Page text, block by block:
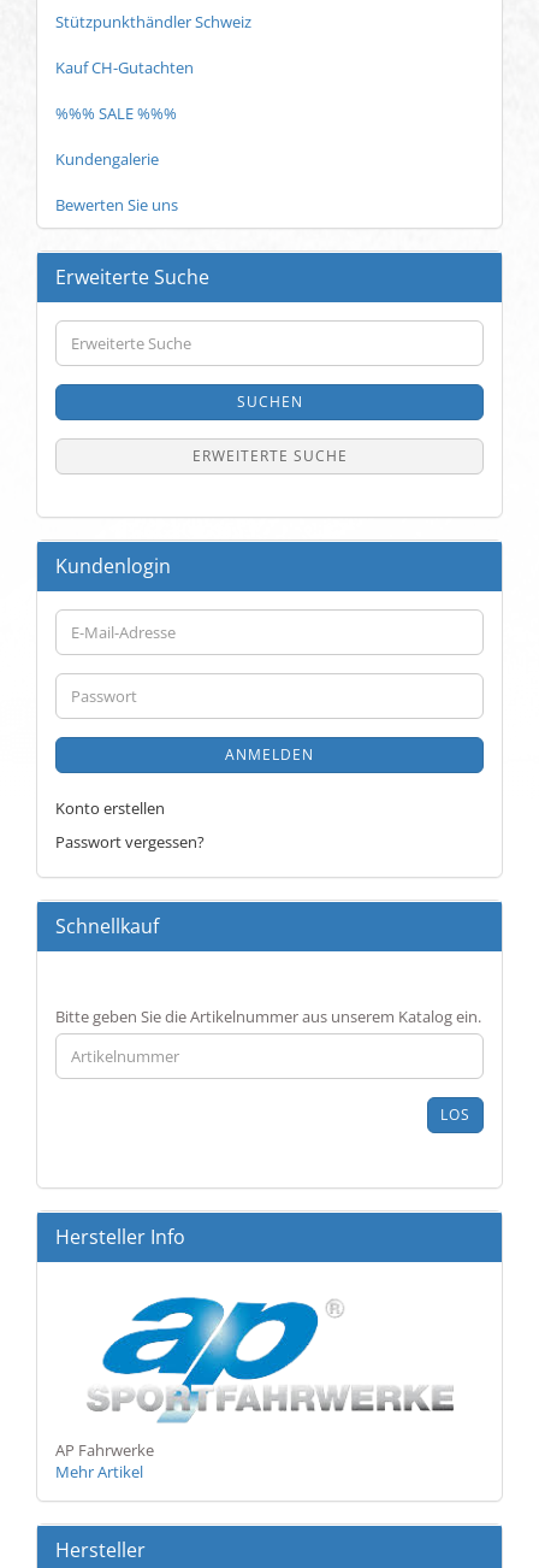
Stützpunkthändler Schweiz
Kauf CH-Gutachten
%%% SALE %%%
Kundengalerie
Bewerten Sie uns
Erweiterte Suche
Erweiterte
Suche
SUCHEN
ERWEITERTE SUCHE
Kundenlogin
E-
Mail-
Adresse
Passwort
ANMELDEN
Konto erstellen
Passwort vergessen?
Schnellkauf
BITTE
GEBEN
SIE
DIE
EIN.
Bitte geben Sie die Artikelnummer aus unserem Katalog ein.
LOS
Hersteller Info
AP Fahrwerke
Mehr Artikel
Hersteller